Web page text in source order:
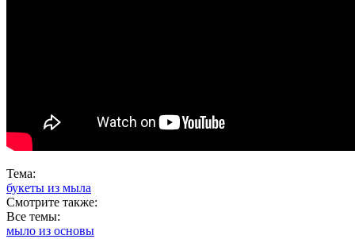
Тема:
букеты из мыла
Смотрите также:
Все темы:
мыло из основы